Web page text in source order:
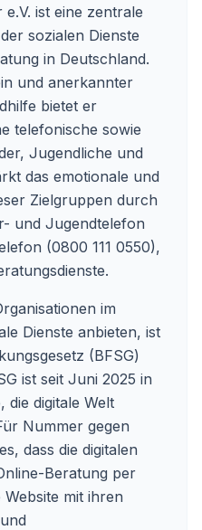
ist eine zentrale
sozialen Dienste
in Deutschland.
und anerkannter
bietet er
telefonische sowie
Jugendliche und
das emotionale und
Zielgruppen durch
und Jugendtelefon
(0800 111 0550),
im
Dienste anbieten, ist
(BFSG)
ist seit Juni 2025 in
die digitale Welt
Nummer gegen
dass die digitalen
Beratung per
mit ihren